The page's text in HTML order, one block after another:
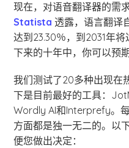
现在，对语音翻译器的需
Statista 透露，语言翻译
达到23.30％，到2031年
下来的十年中，你可以预
我们测试了20多种出现在
下是目前最好的工具：
Wordly AI和Interprefy。
方面都是独一无二的。以
便您做出决定：